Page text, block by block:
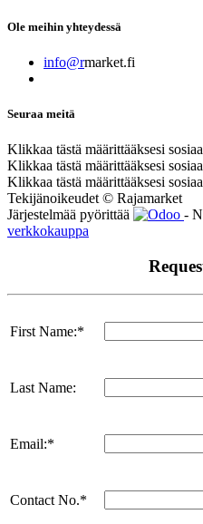
Ole meihin yhteydessä
info@rmarket.fi
Seuraa meitä
Klikkaa tästä määrittääksesi
Klikkaa tästä määrittääksesi
Klikkaa tästä määrittääksesi
Tekijänoikeudet © Rajamarket
Järjestelmää pyörittää
-
verkkokauppa
First Name:*
Last Name:
Email:*
Contact No.*